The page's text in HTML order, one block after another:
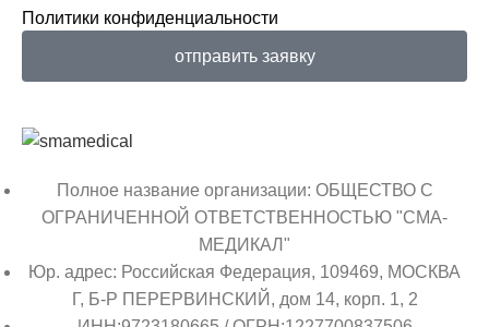
Политики конфиденциальности
отправить заявку
Полное название организации: ОБЩЕСТВО С
ОГРАНИЧЕННОЙ ОТВЕТСТВЕННОСТЬЮ "СМА-
МЕДИКАЛ"
Юр. адрес: Российская Федерация, 109469, МОСКВА
Г, Б-Р ПЕРЕРВИНСКИЙ, дом 14, корп. 1, 2